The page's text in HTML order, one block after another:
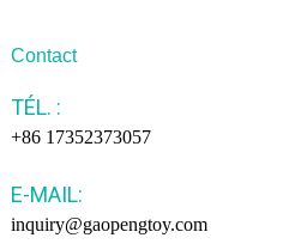
Contact
TÉL. :
+86 17352373057
E-MAIL:
inquiry@gaopengtoy.com